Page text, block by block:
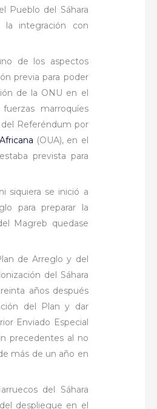
Pueblo del Sáhara
la integración con
de los aspectos
previa para poder
de la ONU en el
marroquíes
del Referéndum por
(OUA), en el
prevista para
siquiera se inició a
para preparar la
Magreb quedase
de Arreglo y del
del Sáhara
años después
del Plan y dar
Enviado Especial
precedentes al no
más de un año en
del Sáhara
despliegue en el